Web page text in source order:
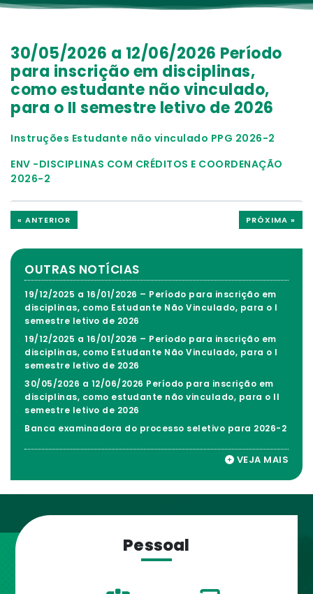
30/05/2026 a 12/06/2026 Período
para inscrição em disciplinas,
como estudante não vinculado,
para o II semestre letivo de 2026
Instruções Estudante não vinculado PPG 2026-2
ENV -DISCIPLINAS COM CRÉDITOS E COORDENAÇÃO
2026-2
« ANTERIOR PRÓXIMA »
OUTRAS NOTÍCIAS
19/12/2025 a 16/01/2026 – Período para inscrição em
disciplinas, como Estudante Não Vinculado, para o I
semestre letivo de 2026
19/12/2025 a 16/01/2026 – Período para inscrição em
disciplinas, como Estudante Não Vinculado, para o I
semestre letivo de 2026
30/05/2026 a 12/06/2026 Período para inscrição em
disciplinas, como estudante não vinculado, para o II
semestre letivo de 2026
Banca examinadora do processo seletivo para 2026-2
VEJA MAIS
Pessoal